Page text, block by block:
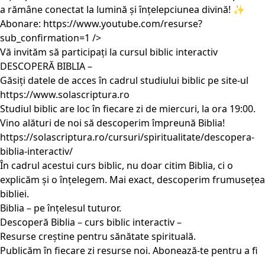
a rămâne conectat la lumină și înțelepciunea divină! ✨
Abonare: https://www.youtube.com/resurse?
sub_confirmation=1 />
Vă invităm să participați la cursul biblic interactiv
DESCOPERĂ BIBLIA –
Găsiți datele de acces în cadrul studiului biblic pe site-ul
https://www.solascriptura.ro
Studiul biblic are loc în fiecare zi de miercuri, la ora 19:00.
Vino alături de noi să descoperim împreună Biblia!
https://solascriptura.ro/cursuri/spiritualitate/descopera-
biblia-interactiv/
În cadrul acestui curs biblic, nu doar citim Biblia, ci o
explicăm și o înțelegem. Mai exact, descoperim frumusețea
bibliei.
Biblia – pe înțelesul tuturor.
Descoperă Biblia – curs biblic interactiv –
Resurse creștine pentru sănătate spirituală.
Publicăm în fiecare zi resurse noi. Abonează-te pentru a fi